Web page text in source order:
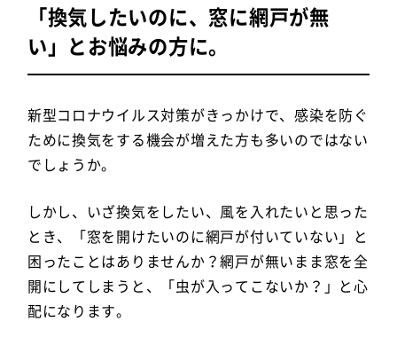
「換気したいのに、窓に網戸が無
い」とお悩みの方に。
新型コロナウイルス対策がきっかけで、感染を防ぐ
ために換気をする機会が増えた方も多いのではない
でしょうか。
しかし、いざ換気をしたい、風を入れたいと思った
とき、「窓を開けたいのに網戸が付いていない」と
困ったことはありませんか？網戸が無いまま窓を全
開にしてしまうと、「虫が入ってこないか？」と心
配になります。